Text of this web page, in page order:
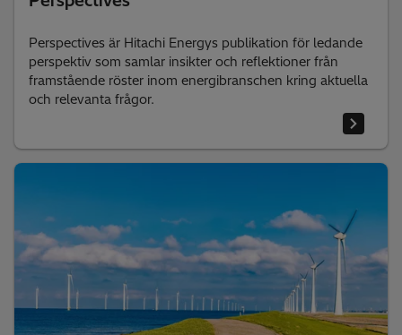
Perspectives är Hitachi Energys publikation för ledande
perspektiv som samlar insikter och reflektioner från
framstående röster inom energibranschen kring aktuella
och relevanta frågor.